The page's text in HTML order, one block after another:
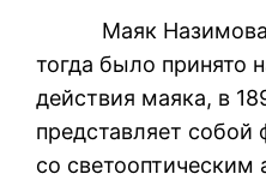
Маяк Назимова
тогда было принято
действия маяка, в
представляет
со светооптическим